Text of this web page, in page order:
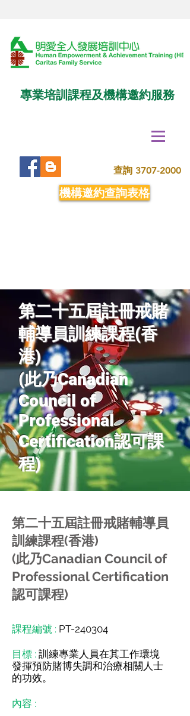
專業培訓課程及機構邀約服務
查詢 3707-2000
機構邀約查詢表格
第二十五屆註冊戒賭
輔導員訓練課程(香
港)
(此乃Canadian
Council of
Professional
Certification認可課
程)
第二十五屆註冊戒賭輔導員
訓練課程(香港)
(此乃Canadian Council of
Professional Certification
認可課程)
課程編號 : PT-240304
目標 : 訓練專業 人員在其工作環境
發揮預防賭博失調和治療相關人士
的功效。
內容 :